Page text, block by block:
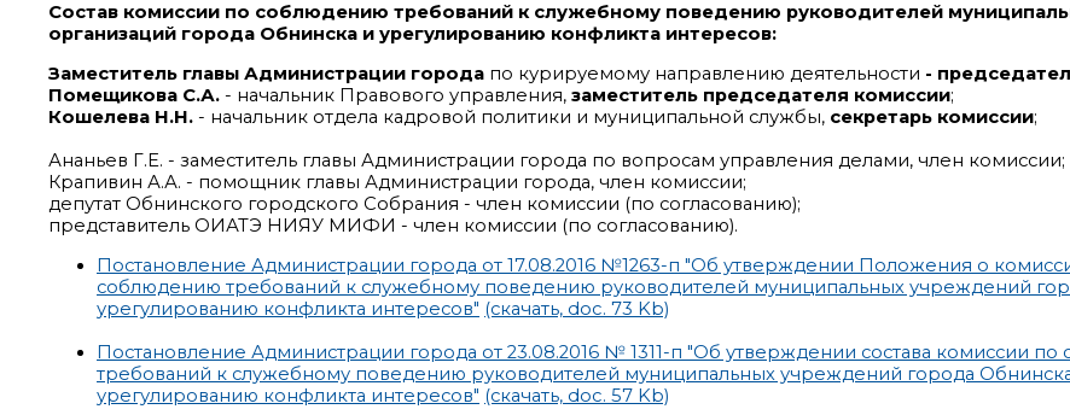
Состав комиссии по соблюдению требований к служебному поведению руководителей
организаций города Обнинска и урегулированию конфликта интересов:
Заместитель главы Администрации города по курируемому направлению деятельности -
Помещикова С.А. - начальник Правового управления, заместитель председателя комиссии;
Кошелева Н.Н. - начальник отдела кадровой политики и муниципальной службы, секретарь комиссии;
Ананьев Г.Е. - заместитель главы Администрации города по вопросам управления делами, член комиссии;
Крапивин А.А. - помощник главы Администрации города, член комиссии;
депутат Обнинского городского Собрания - член комиссии (по согласованию);
представитель ОИАТЭ НИЯУ МИФИ - член комиссии (по согласованию).
Постановление Администрации города от 17.08.2016 №1263-п "Об утверждении Положения о
соблюдению требований к служебному поведению руководителей муниципальных учреждений
урегулированию конфликта интересов" (скачать, doc. 73 Kb)
Постановление Администрации города от 23.08.2016 № 1311-п "Об утверждении состава комиссии
требований к служебному поведению руководителей муниципальных учреждений города
урегулированию конфликта интересов" (скачать, doc. 57 Kb)